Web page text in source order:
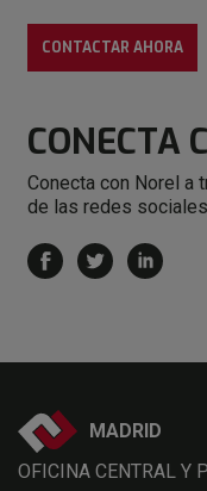
CONTACTAR AHORA
CONECTA
Conecta con Norel a
de las redes sociales.
MADRID
OFICINA CENTRAL Y